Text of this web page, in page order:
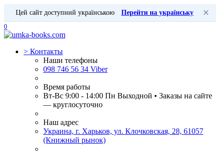
Цей сайт доступний українською Перейти на українську ×
0
> Контакты
Наши телефоны
098 746 56 34 Viber
Время работы
Вт-Вс 9:00 - 14:00 Пн Выходной • Заказы на сайте
— круглосуточно
Наш адрес
Украина, г. Харьков, ул. Клочковская, 28, 61057
(Книжный рынок)